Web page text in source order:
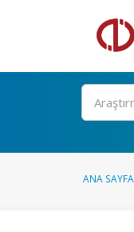
Ara
ANA SAYFA